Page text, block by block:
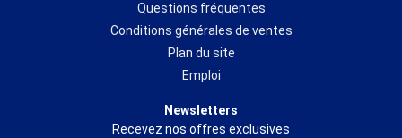
Questions fréquentes
Conditions générales de ventes
Plan du site
Emploi
Newsletters
Recevez nos offres exclusives